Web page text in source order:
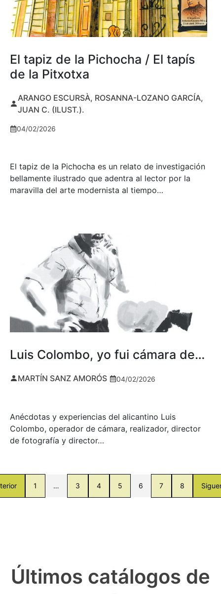
El tapiz de la Pichocha / El tapís
de la Pitxotxa
ARANGO ESCURSÀ, ROSANNA-LOZANO GARCÍA,
JUAN C. (ILUST.).
04/02/2026
El tapiz de la Pichocha es un relato de investigación
bellamente ilustrado que adentra al lector por la
maravilla del arte modernista al tiempo…
Luis Colombo, yo fui cámara de…
MARTÍN SANZ AMORÓS 04/02/2026
Anécdotas y experiencias del alicantino Luis
Colombo, operador de cámara, realizador, director
de fotografía y director…
1 … 3 4 5 6 7 8
Últimos catálogos de